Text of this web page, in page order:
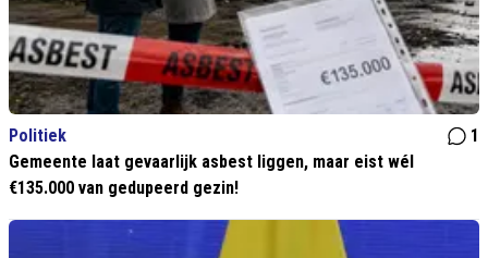
Politiek
1
Gemeente laat gevaarlijk asbest liggen, maar eist wél
€135.000 van gedupeerd gezin!